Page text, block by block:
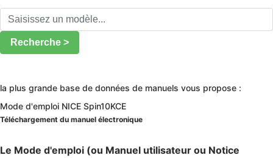
Recherche >
la plus grande base de données de manuels vous propose :
Mode d'emploi NICE Spin10KCE
Téléchargement du manuel électronique
Le Mode d'emploi (ou Manuel utilisateur ou Notice